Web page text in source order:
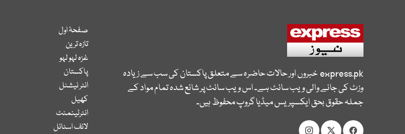
express.pkخبروں اور حالات حاضرہ سے متعلق پاکستان کی سب سے زیادہ
وزٹ کی جانے والی ویب سائٹ ہے۔ اس ویب سائٹ پر شائع شدہ تمام مواد کے
جملہ حقوق بحق ایکسپریس میڈیا گروپ محفوظ ہیں۔
صفحۂ اول
تازہ ترین
غزہ لہو لہو
پاکستان
انٹر نیشنل
کھیل
انٹرٹینمنٹ
لائف اسٹائل